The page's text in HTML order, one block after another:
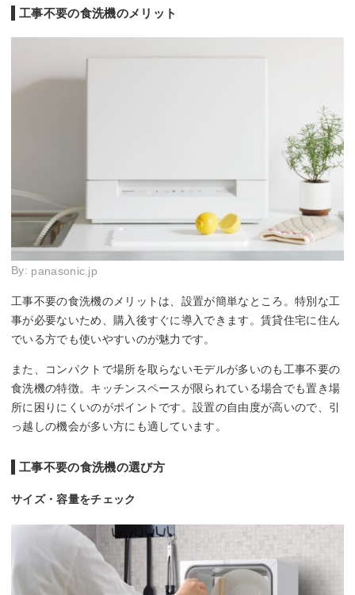
工事不要の食洗機のメリット
By: panasonic.jp
工事不要の食洗機のメリットは、設置が簡単なところ。特別な工
事が必要ないため、購入後すぐに導入できます。賃貸住宅に住ん
でいる方でも使いやすいのが魅力です。
また、コンパクトで場所を取らないモデルが多いのも工事不要の
食洗機の特徴。キッチンスペースが限られている場合でも置き場
所に困りにくいのがポイントです。設置の自由度が高いので、引
っ越しの機会が多い方にも適しています。
工事不要の食洗機の選び方
サイズ・容量をチェック